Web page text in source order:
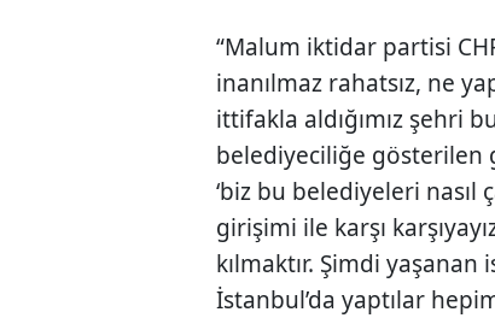
“Malum iktidar partisi
inanılmaz rahatsız, ne
ittifakla aldığımız şehri
belediyeciliğe gösterilen
‘biz bu belediyeleri nasıl
girişimi ile karşı
kılmaktır. Şimdi
İstanbul’da yaptılar